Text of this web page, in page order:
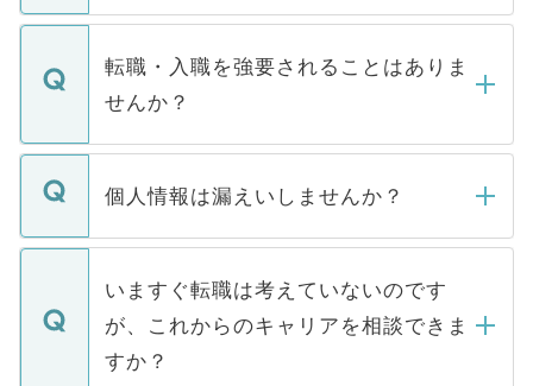
ます。通常、5営業日以内にはご連絡をせて
いただきますので、しばらくお待ちくださ
い。
マイナビDOCTORで取り扱っている求人の
うち約3割は、Webサイトからご覧いただ
けない「非公開求人」です。非公開求人は
下記の理由によって、一般には公開してい
ません。
■応募殺到を避けるため 人気のある医療機
関を公にしてしまうと、応募が殺到する場
に、医療機関が求める条件に合った人材の
みを人材紹介会社に依頼するケースが増え
ています。
転職・入職を強要されることはありま
せんか？
転職・入職を強要することは一切ありませ
ん。また、仮に応募先から内定をいただい
定を承諾する必要はありません。内定先へ
の辞退の連絡はキャリアパートナーが行い
ますので、ご安心ください。
個人情報は漏えいしませんか？
個人情報が漏えいすることはありませんの
で、ご安心ください。当サイトからの登録
などで収集したご登録者様の個人情報は、
ご本人のキャリアアップおよび転職活動の
支援を目的に使用いたします。お預かりし
いますぐ転職は考えていないのです
が、これからのキャリアを相談できま
すか？